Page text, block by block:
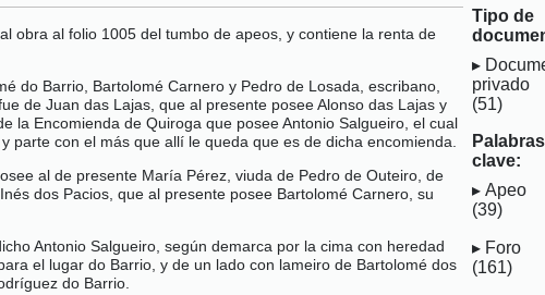
obra al folio 1005 del tumbo de apeos, y contiene la renta de
do Barrio, Bartolomé Carnero y Pedro de Losada, escribano,
de Juan das Lajas, que al presente posee Alonso das Lajas y
la Encomienda de Quiroga que posee Antonio Salgueiro, el cual
parte con el más que allí le queda que es de dicha encomienda.
al de presente María Pérez, viuda de Pedro de Outeiro, de
dos Pacios, que al presente posee Bartolomé Carnero, su
Antonio Salgueiro, según demarca por la cima con heredad
el lugar do Barrio, y de un lado con lameiro de Bartolomé dos
do Barrio.
Tipo de
privado
(51)
Palabras
clave:
Apeo
(39)
Foro
(161)